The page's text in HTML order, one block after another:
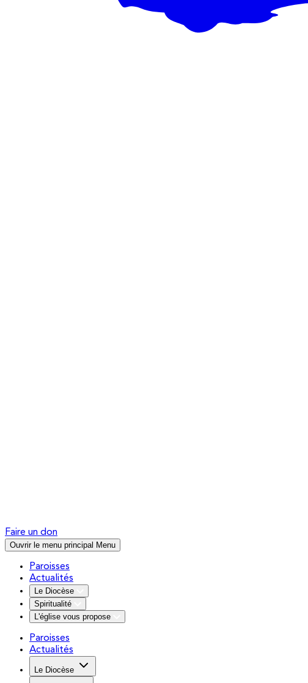
Faire un don
Ouvrir le menu principal Menu
Paroisses
Actualités
Le Diocèse
Spiritualité
L'église vous propose
Paroisses
Actualités
Le Diocèse